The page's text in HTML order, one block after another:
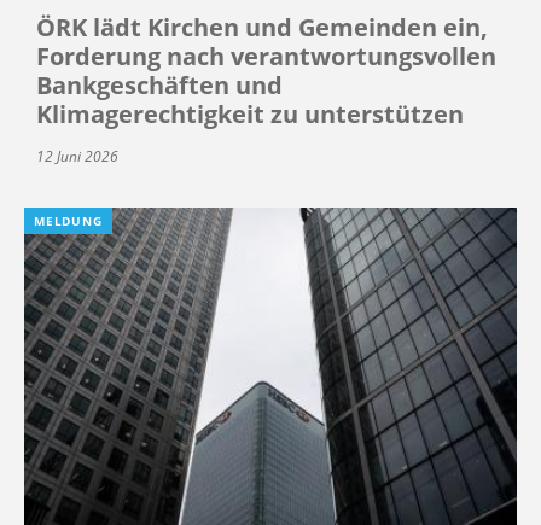
ÖRK lädt Kirchen und Gemeinden ein,
Forderung nach verantwortungsvollen
Bankgeschäften und
Klimagerechtigkeit zu unterstützen
12 Juni 2026
MELDUNG